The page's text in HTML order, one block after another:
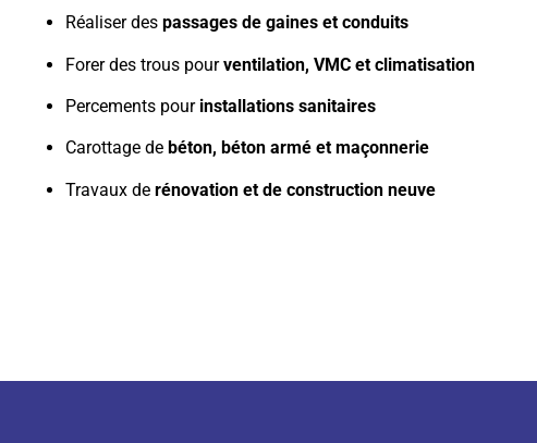
Réaliser des passages de gaines et conduits
Forer des trous pourventilation, VMC et climatisation
Percements pour installations sanitaires
Carottage de béton, béton armé et maçonnerie
Travaux de rénovation et de construction neuve